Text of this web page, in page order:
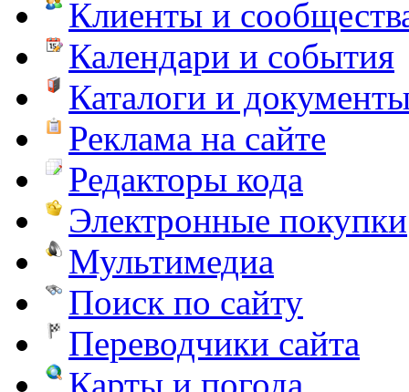
Клиенты и
Календари и события
Каталоги и
Реклама на сайте
Редакторы кода
Электронные покупки
Мультимедиа
Поиск по сайту
Переводчики сайта
Карты и погода